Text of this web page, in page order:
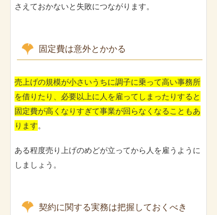
さえておかないと失敗につながります。
固定費は意外とかかる
売上げの規模が小さいうちに調子に乗って高い事務所
を借りたり、必要以上に人を雇ってしまったりすると
固定費が高くなりすぎて事業が回らなくなることもあ
ります。
ある程度売り上げのめどが立ってから人を雇うように
しましょう。
契約に関する実務は把握しておくべき